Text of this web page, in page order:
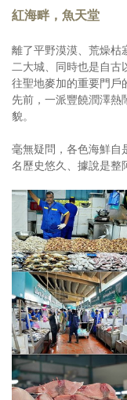
紅海畔，魚天堂
離了平野漠漠、荒燥枯
二大城、同時也是自古
往聖地麥加的重要門戶
先前，一派豐饒潤澤熱
貌。
毫無疑問，各色海鮮自
名歷史悠久、據說是整